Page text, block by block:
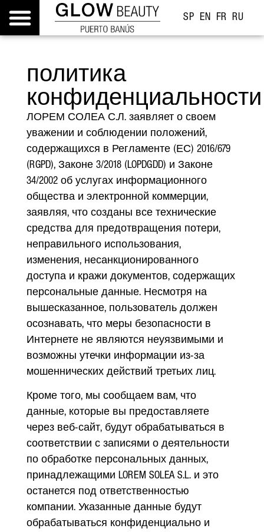
SP EN FR RU
политика
конфиденциальности
ЛОРЕМ СОЛЕА С.Л. заявляет о своем
уважении и соблюдении положений,
содержащихся в Регламенте (ЕС) 2016/679
(RGPD), Законе 3/2018 (LOPDGDD) и Законе
34/2002 об услугах информационного
общества и электронной коммерции,
заявляя, что созданы все технические
средства для предотвращения потери,
неправильного использования,
изменения, несанкционированного
доступа и кражи документов, содержащих
персональные данные. Несмотря на
вышесказанное, пользователь должен
осознавать, что меры безопасности в
Интернете не являются неуязвимыми и
возможны утечки информации из-за
мошеннических действий третьих лиц.
Кроме того, мы сообщаем вам, что
данные, которые вы предоставляете
через веб-сайт, будут обрабатываться в
соответствии с записями о деятельности
по обработке персональных данных,
принадлежащими LOREM SOLEA S.L. и это
останется под ответственностью
компании. Указанные данные будут
обрабатываться конфиденциально и